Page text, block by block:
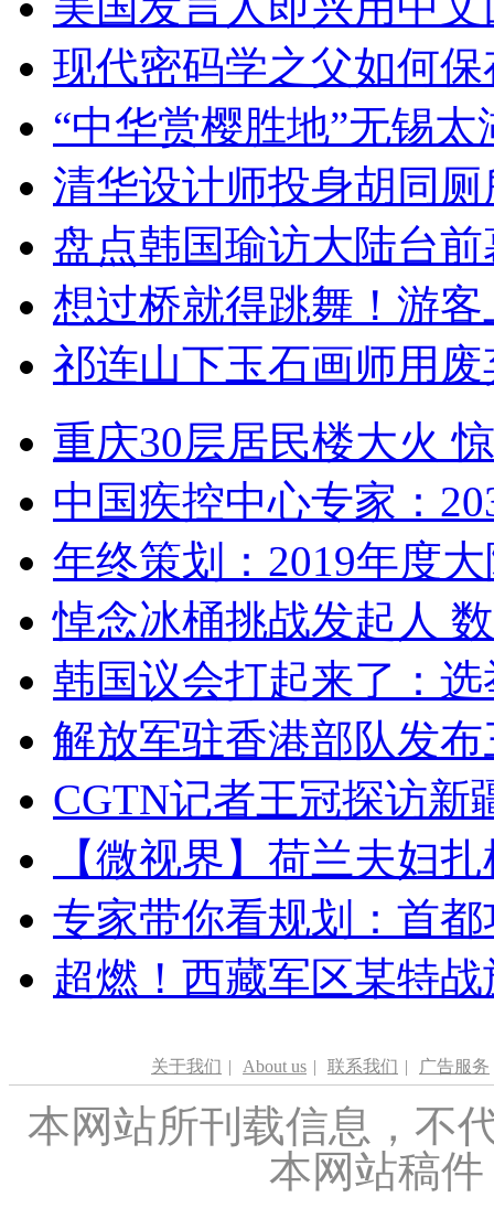
现代密码学之父如何
“中华赏樱胜地”无锡
清华设计师投身胡同
盘点韩国瑜访大陆台
想过桥就得跳舞！游客
祁连山下玉石画师用
重庆30层居民楼大火
中国疾控中心专家：
年终策划：2019年度
悼念冰桶挑战发起人
韩国议会打起来了：
解放军驻香港部队发
CGTN记者王冠探访新
【微视界】荷兰夫妇
专家带你看规划：首
超燃！西藏军区某特
关于我们 | About us | 联系我们 | 广告服务
本网站所刊载信息，不
本网站稿